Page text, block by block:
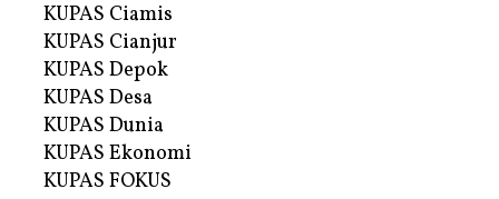
KUPAS Ciamis
KUPAS Cianjur
KUPAS Depok
KUPAS Desa
KUPAS Dunia
KUPAS Ekonomi
KUPAS FOKUS